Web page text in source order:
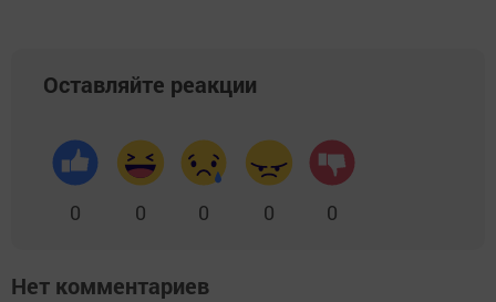
Оставляйте реакции
0 0 0 0 0
Нет комментариев